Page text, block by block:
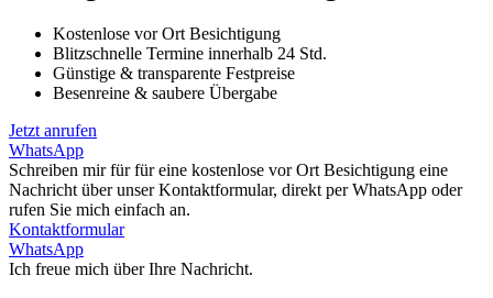
Kostenlose vor Ort Besichtigung
Blitzschnelle Termine innerhalb 24 Std.
Günstige & transparente Festpreise
Besenreine & saubere Übergabe
Jetzt anrufen
WhatsApp
Schreiben mir für für eine kostenlose vor Ort Besichtigung eine
Nachricht über unser Kontaktformular, direkt per WhatsApp oder
rufen Sie mich einfach an.
Kontaktformular
WhatsApp
Ich freue mich über Ihre Nachricht.